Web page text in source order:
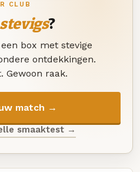
CLUB
stevigs?
box met stevige
ontdekkingen.
Gewoon raak.
match →
smaaktest →